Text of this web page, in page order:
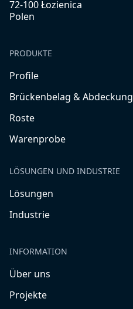
72-100 Łozienica
Polen
PRODUKTE
Profile
Brückenbelag & Abdeckung
Roste
Warenprobe
LÖSUNGEN UND INDUSTRIE
Lösungen
Industrie
INFORMATION
Über uns
Projekte